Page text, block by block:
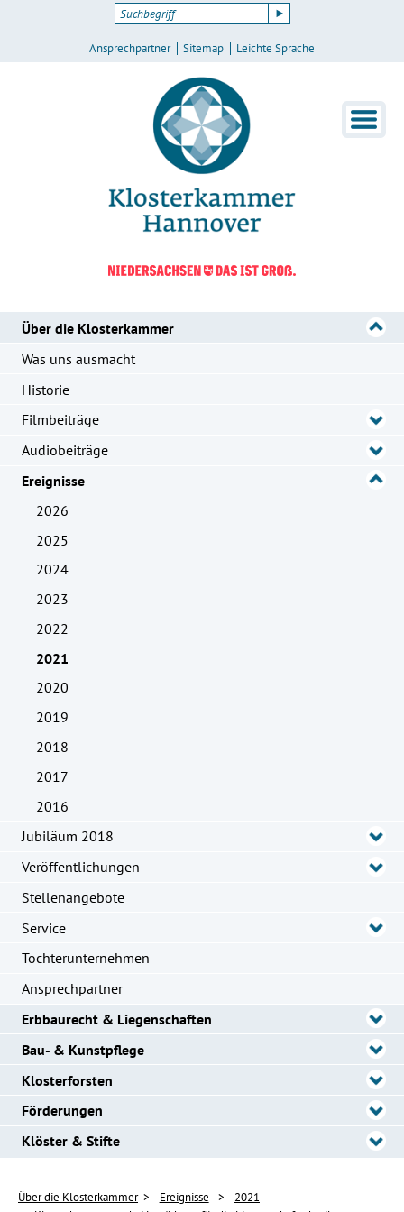
Ansprechpartner Sitemap Leichte Sprache
Über die Klosterkammer
Was uns ausmacht
Historie
Filmbeiträge
Audiobeiträge
Ereignisse
2026
2025
2024
2023
2022
2021
2020
2019
2018
2017
2016
Jubiläum 2018
Veröffentlichungen
Stellenangebote
Service
Tochterunternehmen
Ansprechpartner
Erbbaurecht & Liegenschaften
Bau- & Kunstpflege
Klosterforsten
Förderungen
Klöster & Stifte
Über die Klosterkammer Ereignisse
2021